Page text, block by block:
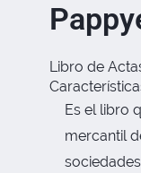
Libro de
Es el libro
mercantil